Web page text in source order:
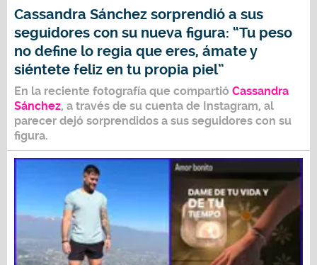
Cassandra Sánchez sorprendió a sus
seguidores con su nueva figura: “Tu peso
no define lo regia que eres, ámate y
siéntete feliz en tu propia piel”
En la reciente fotografía que compartió Cassandra
Sánchez, a través de su cuenta de Instagram, al
parecer dejó sorprendidos a sus seguidores con su
figura.